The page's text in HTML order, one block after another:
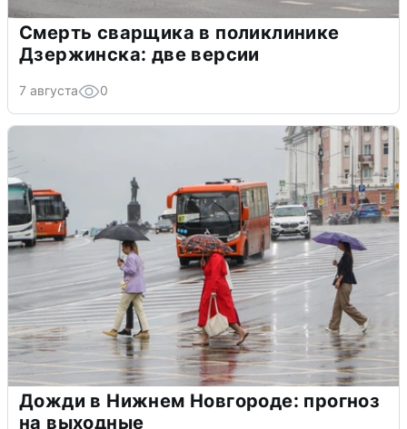
Смерть сварщика в поликлинике
Дзержинска: две версии
7 августа 0
Дожди в Нижнем Новгороде: прогноз
на выходные